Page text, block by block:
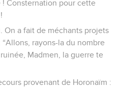
! Consternation pour cette
On a fait de méchants projets
rayons-la du nombre
Madmen, la guerre te
provenant de Horonaïm :